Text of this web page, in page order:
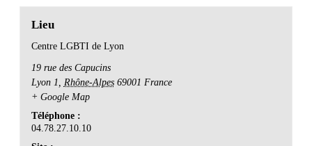
Lieu
Centre LGBTI de Lyon
19 rue des Capucins
Lyon 1
Rhône-Alpes 69001 France
+ Google Map
Téléphone :
04.78.27.10.10